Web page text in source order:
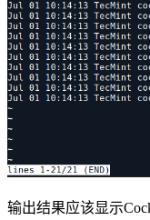
输出结果应该显示